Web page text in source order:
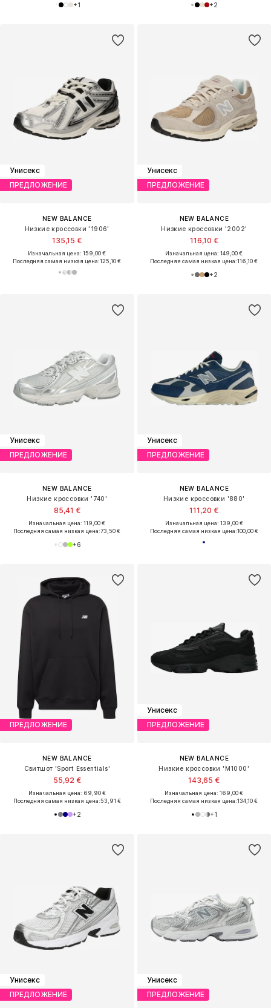
+1 +2
Унисекс
ПРЕДЛОЖЕНИЕ
NEW BALANCE
Низкие кроссовки '1906'
135,15 €
Изначальная цена: 159,00 €
Последняя самая низкая цена:125,10 €
Унисекс
ПРЕДЛОЖЕНИЕ
NEW BALANCE
Низкие кроссовки '2002'
116,10 €
Изначальная цена: 149,00 €
Последняя самая низкая цена:116,10 €
+2
Унисекс
ПРЕДЛОЖЕНИЕ
NEW BALANCE
Низкие кроссовки '740'
85,41 €
Изначальная цена: 119,00 €
Последняя самая низкая цена:73,50 €
+6
Унисекс
ПРЕДЛОЖЕНИЕ
NEW BALANCE
Низкие кроссовки '880'
111,20 €
Изначальная цена: 139,00 €
Последняя самая низкая цена:100,00 €
ПРЕДЛОЖЕНИЕ
NEW BALANCE
Свитшот 'Sport Essentials'
55,92 €
Изначальная цена: 69,90 €
Последняя самая низкая цена:53,91 €
+2
Унисекс
ПРЕДЛОЖЕНИЕ
NEW BALANCE
Низкие кроссовки 'M1000'
143,65 €
Изначальная цена: 169,00 €
Последняя самая низкая цена:134,10 €
+1
Унисекс
ПРЕДЛОЖЕНИЕ
Унисекс
ПРЕДЛОЖЕНИЕ